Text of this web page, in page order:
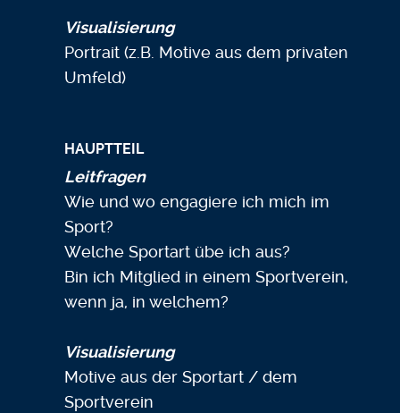
Visualisierung
Portrait (z.B. Motive aus dem privaten
Umfeld)
HAUPTTEIL
Leitfragen
Wie und wo engagiere ich mich im
Sport?
Welche Sportart übe ich aus?
Bin ich Mitglied in einem Sportverein,
wenn ja, in welchem?
Visualisierung
Motive aus der Sportart / dem
Sportverein